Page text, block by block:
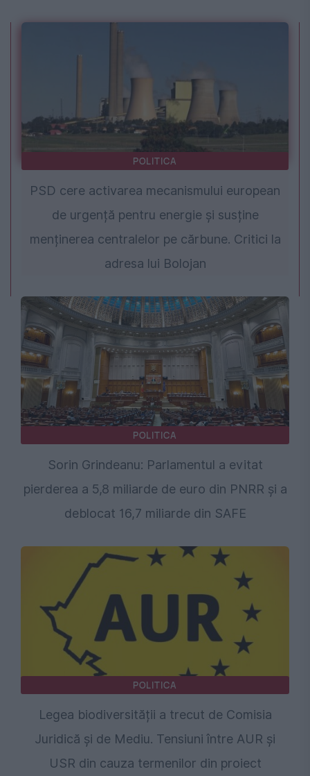
POLITICA
PSD cere activarea mecanismului european
de urgență pentru energie și susține
menținerea centralelor pe cărbune. Critici la
adresa lui Bolojan
POLITICA
Sorin Grindeanu: Parlamentul a evitat
pierderea a 5,8 miliarde de euro din PNRR și a
deblocat 16,7 miliarde din SAFE
POLITICA
Legea biodiversității a trecut de Comisia
Juridică și de Mediu. Tensiuni între AUR și
USR din cauza termenilor din proiect